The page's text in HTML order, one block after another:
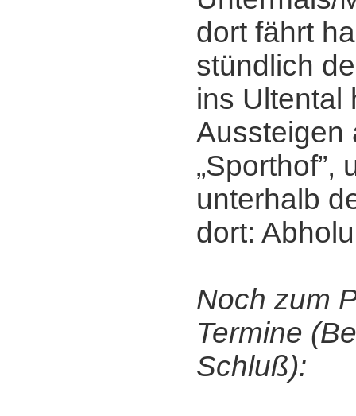
dort fährt
stündlich
ins Ultental
Aussteigen
„Sporthof”,
unterhalb
dort:
Noch zum
Termine
Schluß):